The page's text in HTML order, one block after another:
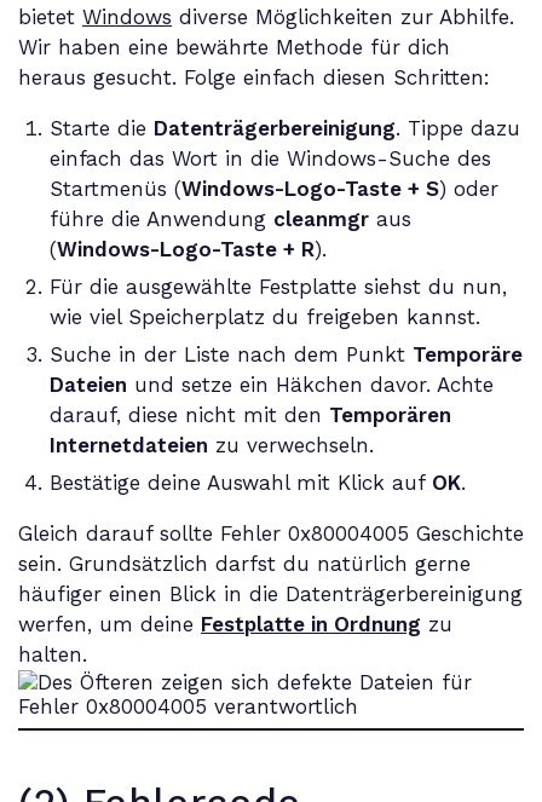
bietet Windows diverse Möglichkeiten zur Abhilfe.
Wir haben eine bewährte Methode für dich
heraus gesucht. Folge einfach diesen Schritten:
Starte die Datenträgerbereinigung. Tippe dazu
einfach das Wort in die Windows-Suche des
Startmenüs (Windows-Logo-Taste + S) oder
führe die Anwendung cleanmgraus
(Windows-Logo-Taste + R).
Für die ausgewählte Festplatte siehst du nun,
wie viel Speicherplatz du freigeben kannst.
Suche in der Liste nach dem Punkt Temporäre
Dateien und setze ein Häkchen davor. Achte
darauf, diese nicht mit den Temporären
Internetdateien zu verwechseln.
Bestätige deine Auswahl mit Klick auf OK.
Gleich darauf sollte Fehler 0x80004005 Geschichte
sein. Grundsätzlich darfst du natürlich gerne
häufiger einen Blick in die Datenträgerbereinigung
werfen, um deine Festplatte in Ordnung zu
halten.